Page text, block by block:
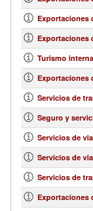
Exportaciones
Exportaciones
Turismo
Exportaciones
Servicios de
Seguro y
Servicios de
Servicios de
Servicios de
Exportaciones